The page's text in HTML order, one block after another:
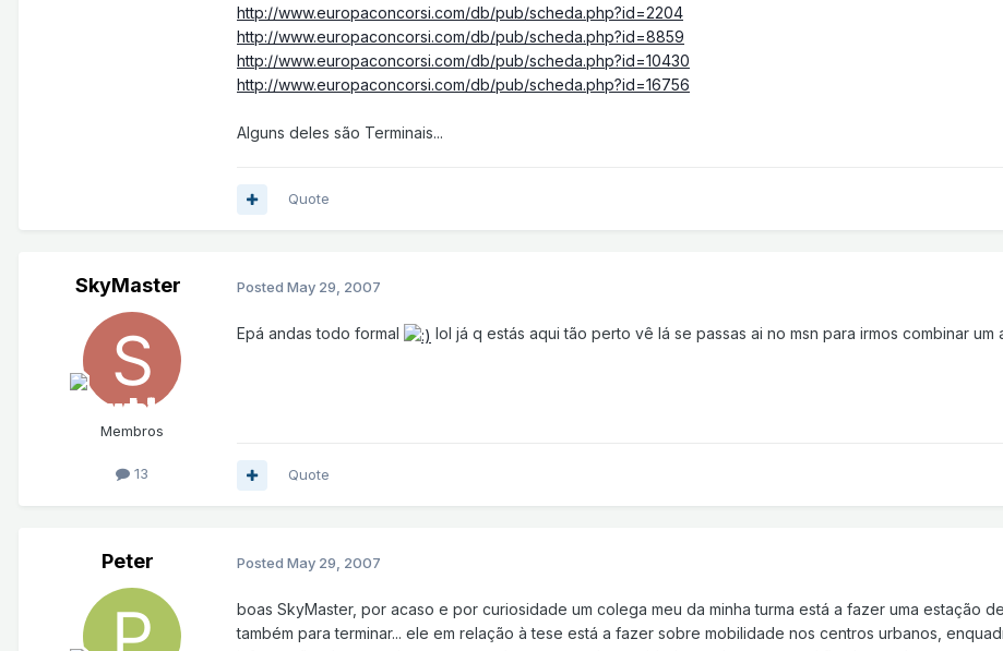
http://www.europaconcorsi.com/db/pub/scheda.php?id=2204
http://www.europaconcorsi.com/db/pub/scheda.php?id=8859
http://www.europaconcorsi.com/db/pub/scheda.php?id=10430
http://www.europaconcorsi.com/db/pub/scheda.php?id=16756
Alguns deles são Terminais...
Quote
SkyMaster
Membros
13
Posted May 29, 2007
Epá andas todo formal lol já q estás aqui tão perto vê lá se passas ai no msn para irmos combinar um
Quote
Peter Posted May 29, 2007
boas SkyMaster, por acaso e por curiosidade um colega meu da minha turma está a fazer uma estação
também para terminar... ele em relação à tese está a fazer sobre mobilidade nos centros urbanos,